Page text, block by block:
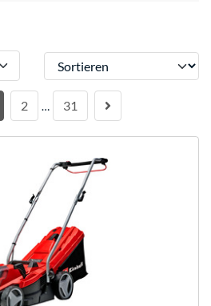
Sortieren
2 … 31